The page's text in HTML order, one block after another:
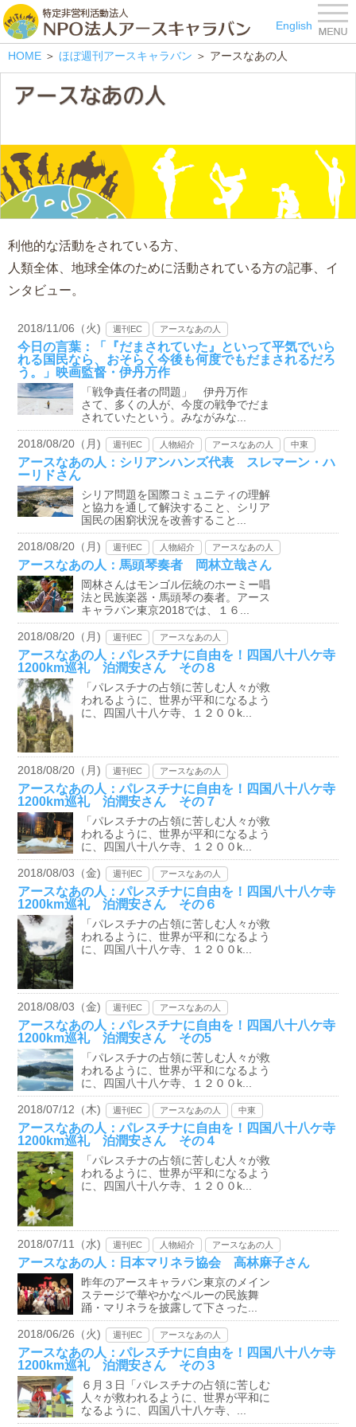
特定非営利活動法人 NPO
English
HOME ＞ ほぼ週刊アースキャラバン ＞ アースなあの人
利他的な活動をされている方、
人類全体、地球全体のために活動されている方の記事、イ
ンタビュー。
2018/11/06（火) 週刊EC アースなあの人
今日の言葉：「『だまされていた』といって平気でいら
れる国民なら、おそらく今後も何度でもだまされるだろ
う。」映画監督・伊丹万作
「戦争責任者の問題」 伊丹万作
さて、多くの人が、今度の戦争でだま
されていたという。みながみな...
2018/08/20（月) 週刊EC 人物紹介 アースなあの人 中東
アースなあの人：シリアンハンズ代表 スレマーン・ハ
ーリドさん
シリア問題を国際コミュニティの理解
と協力を通して解決すること、シリア
国民の困窮状況を改善すること...
2018/08/20（月) 週刊EC 人物紹介 アースなあの人
アースなあの人：馬頭琴奏者 岡林立哉さん
岡林さんはモンゴル伝統のホーミー唱
法と民族楽器・馬頭琴の奏者。アース
キャラバン東京2018では、１６...
2018/08/20（月) 週刊EC アースなあの人
アースなあの人：パレスチナに自由を！四国八十八ケ寺
1200km巡礼 泊潤安さん その８
「パレスチナの占領に苦しむ人々が救
われるように、世界が平和になるよう
に、四国八十八ケ寺、１２００k...
2018/08/20（月) 週刊EC アースなあの人
アースなあの人：パレスチナに自由を！四国八十八ケ寺
1200km巡礼 泊潤安さん その７
「パレスチナの占領に苦しむ人々が救
われるように、世界が平和になるよう
に、四国八十八ケ寺、１２００k...
2018/08/03（金) 週刊EC アースなあの人
アースなあの人：パレスチナに自由を！四国八十八ケ寺
1200km巡礼 泊潤安さん その６
「パレスチナの占領に苦しむ人々が救
われるように、世界が平和になるよう
に、四国八十八ケ寺、１２００k...
2018/08/03（金) 週刊EC アースなあの人
アースなあの人：パレスチナに自由を！四国八十八ケ寺
1200km巡礼 泊潤安さん その5
「パレスチナの占領に苦しむ人々が救
われるように、世界が平和になるよう
に、四国八十八ケ寺、１２００k...
2018/07/12（木) 週刊EC アースなあの人 中東
アースなあの人：パレスチナに自由を！四国八十八ケ寺
1200km巡礼 泊潤安さん その４
「パレスチナの占領に苦しむ人々が救
われるように、世界が平和になるよう
に、四国八十八ケ寺、１２００k...
2018/07/11（水) 週刊EC 人物紹介 アースなあの人
アースなあの人：日本マリネラ協会 高林麻子さん
昨年のアースキャラバン東京のメイン
ステージで華やかなペルーの民族舞
踊・マリネラを披露して下さった...
2018/06/26（火) 週刊EC アースなあの人
アースなあの人：パレスチナに自由を！四国八十八ケ寺
1200km巡礼 泊潤安さん その３
６月３日「パレスチナの占領に苦しむ
人々が救われるように、世界が平和に
なるように、四国八十八ケ寺、...